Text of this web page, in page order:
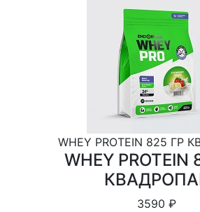
WHEY PROTEIN 825 ГР
WHEY PROTEIN
3590 ₽